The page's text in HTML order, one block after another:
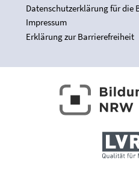
Datenschutzerklärung für die
Impressum
Erklärung zur Barrierefreiheit